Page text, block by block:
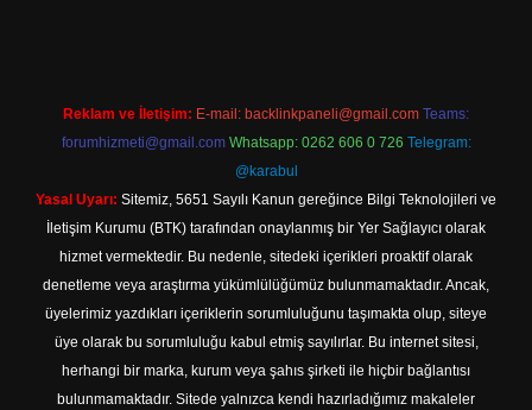
Reklam ve İletişim: E-mail: backlinkpaneli@gmail.com Teams:
forumhizmeti@gmail.com Whatsapp: 0262 606 0 726 Telegram:
@karabul
Yasal Uyarı: Sitemiz, 5651 Sayılı Kanun gereğince Bilgi Teknolojileri ve
İletişim Kurumu (BTK) tarafından onaylanmış bir Yer Sağlayıcı olarak
hizmet vermektedir. Bu nedenle, sitedeki içerikleri proaktif olarak
denetleme veya araştırma yükümlülüğümüz bulunmamaktadır. Ancak,
üyelerimiz yazdıkları içeriklerin sorumluluğunu taşımakta olup, siteye
üye olarak bu sorumluluğu kabul etmiş sayılırlar. Bu internet sitesi,
herhangi bir marka, kurum veya şahıs şirketi ile hiçbir bağlantısı
bulunmamaktadır. Sitede yalnızca kendi hazırladığımız makaleler